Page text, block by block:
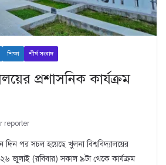
শিক্ষা শীর্ষ সংবাদ
প্রশাসনিক কার্যক্রম
reporter
পর সচল হয়েছে খুলনা বিশ্ববিদ্যালয়ের
জুুলাই (রবিবার) সকাল ৯টা থেকে কার্যক্রম